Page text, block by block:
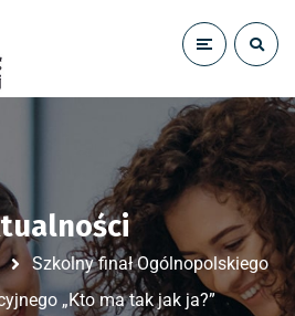
Szkolny finał Ogólnopolskiego
„Kto ma tak jak ja?”